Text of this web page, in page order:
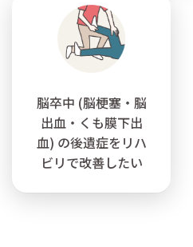
脳卒中 (脳梗塞・脳
出血・くも膜下出
血) の後遺症をリハ
ビリで改善したい